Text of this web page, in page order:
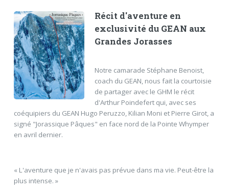
Récit d'aventure en
exclusivité du GEAN aux
Grandes Jorasses
Notre camarade Stéphane Benoist,
coach du GEAN, nous fait la courtoisie
de partager avec le GHM le récit
d'Arthur Poindefert qui, avec ses
coéquipiers du GEAN Hugo Peruzzo, Kilian Moni et Pierre Girot, a
signé "Jorassique Pâques" en face nord de la Pointe Whymper
en avril dernier.
« L'aventure que je n'avais pas prévue dans ma vie. Peut-être la
plus intense. »